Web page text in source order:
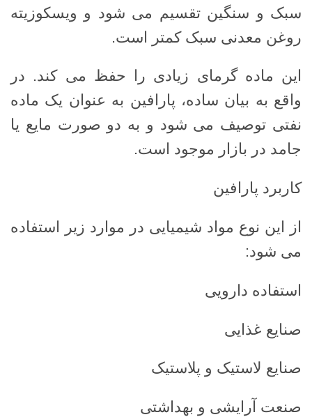
سبک و سنگین تقسیم می شود و ویسکوزیته
روغن معدنی سبک کمتر است.
این ماده گرمای زیادی را حفظ می کند. در
واقع به بیان ساده، پارافین به عنوان یک ماده
نفتی توصیف می شود و به دو صورت مایع یا
جامد در بازار موجود است.
کاربرد پارافین
از این نوع مواد شیمیایی در موارد زیر استفاده
می شود:
استفاده دارویی
صنایع غذایی
صنایع لاستیک و پلاستیک
صنعت آرایشی و بهداشتی